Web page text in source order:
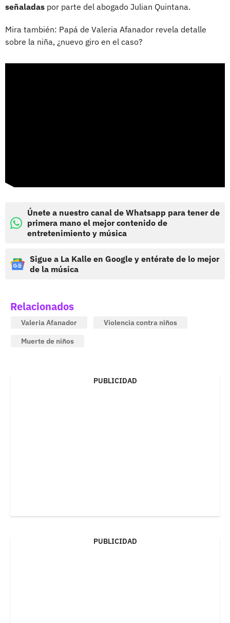
señaladas por parte del abogado Julian Quintana.
Mira también: Papá de Valeria Afanador revela detalle
sobre la niña, ¿nuevo giro en el caso?
Únete a nuestro canal de Whatsapp para tener de
primera mano el mejor contenido de
entretenimiento y música
Sigue a La Kalle en Google y entérate de lo mejor
de la música
Relacionados
Valeria Afanador
Violencia contra niños
Muerte de niños
PUBLICIDAD
PUBLICIDAD